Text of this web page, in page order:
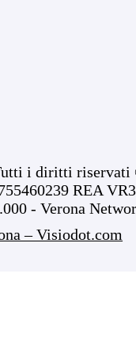
i diritti riservati
REA
- Verona
– Visiodot.com